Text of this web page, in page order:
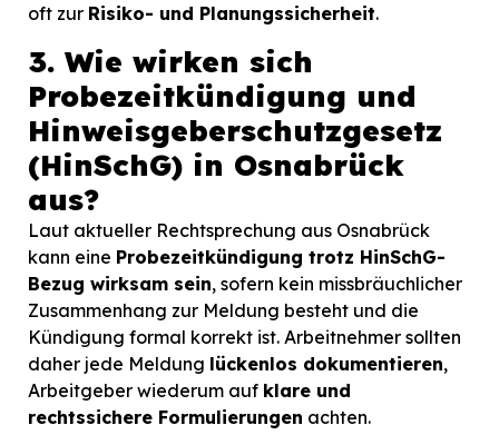
oft zur Risiko- und Planungssicherheit.
3. Wie wirken sich
Probezeitkündigung und
Hinweisgeberschutzgesetz
(HinSchG) in Osnabrück
aus?
Laut aktueller Rechtsprechung aus Osnabrück
kann eine Probezeitkündigung trotz HinSchG-
Bezug wirksam sein, sofern kein missbräuchlicher
Zusammenhang zur Meldung besteht und die
Kündigung formal korrekt ist. Arbeitnehmer sollten
daher jede Meldung lückenlos dokumentieren,
Arbeitgeber wiederum auf klare und
rechtssichere Formulierungen achten.